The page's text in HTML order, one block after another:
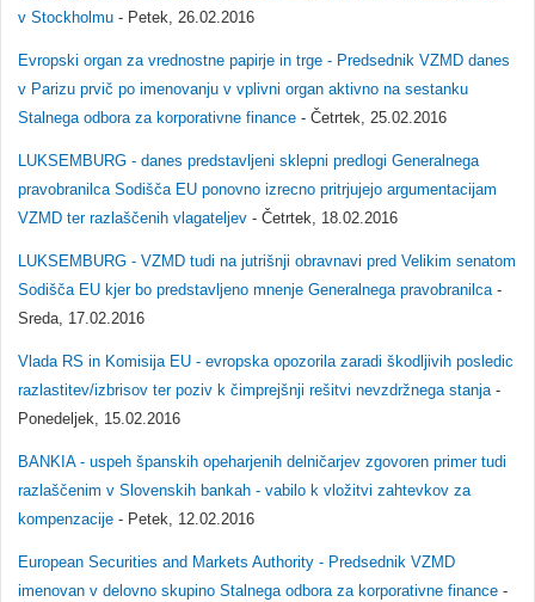
v Stockholmu - Petek, 26.02.2016
Evropski organ za vrednostne papirje in trge - Predsednik VZMD danes
v Parizu prvič po imenovanju v vplivni organ aktivno na sestanku
Stalnega odbora za korporativne finance - Četrtek, 25.02.2016
LUKSEMBURG - danes predstavljeni sklepni predlogi Generalnega
pravobranilca Sodišča EU ponovno izrecno pritrjujejo argumentacijam
VZMD ter razlaščenih vlagateljev - Četrtek, 18.02.2016
LUKSEMBURG - VZMD tudi na jutrišnji obravnavi pred Velikim senatom
Sodišča EU kjer bo predstavljeno mnenje Generalnega pravobranilca -
Sreda, 17.02.2016
Vlada RS in Komisija EU - evropska opozorila zaradi škodljivih posledic
razlastitev/izbrisov ter poziv k čimprejšnji rešitvi nevzdržnega stanja -
Ponedeljek, 15.02.2016
BANKIA - uspeh španskih opeharjenih delničarjev zgovoren primer tudi
razlaščenim v Slovenskih bankah - vabilo k vložitvi zahtevkov za
kompenzacije - Petek, 12.02.2016
European Securities and Markets Authority - Predsednik VZMD
imenovan v delovno skupino Stalnega odbora za korporativne finance -